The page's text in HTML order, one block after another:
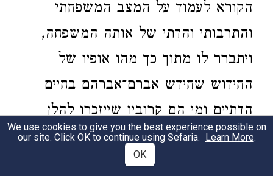
הקורא לעמוד על המצב המשפחתי
והתרבותי והדתי של אותה המשפחה,
ויתברר לו מתוך כך מהו אופיו של
החידוש שחידש אברם־אברהם בחיים
הדתיים ומי הם קרוביו שייזכרו להלן
בהמשך הסיפורים על אודותיו ועל אודות
צאצאיו. ידיעות אלו נמסרות בטוב טעם
We use cookies to give you the best experience possible on
our site. Click OK to continue using Sefaria. Learn More.
OK